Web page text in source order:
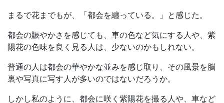
まるで花までもが、「都会を纏っている。」と感じた。
都会の賑やかさを感じても、車の色など気にする人や、紫
陽花の色味を良く見る人は、少ないのかもしれない。
普通の人は都会の華やかな並みを感じ取り、その風景を脳
裏や写真に写す人が多いのではないだろうか。
しかし私のように、都会に咲く紫陽花を撮る人や、車など